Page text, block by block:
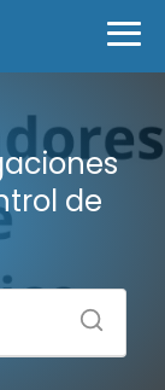
de